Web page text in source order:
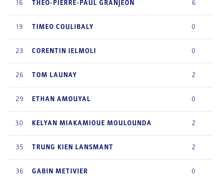
16 THEO-PIERRE-PAUL GRANJEON 6
19 TIMEO COULIBALY 0
23 CORENTIN IELMOLI 0
26 TOM LAUNAY 2
29 ETHAN AMOUYAL 0
30 KELYAN MIAKAMIOUE MOULOUNDA 2
35 TRUNG KIEN LANSMANT 2
36 GABIN METIVIER 0